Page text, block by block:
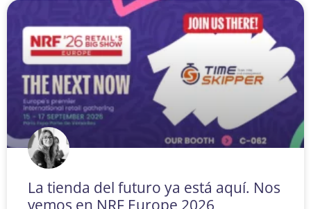
La tienda del futuro ya está aquí. Nos